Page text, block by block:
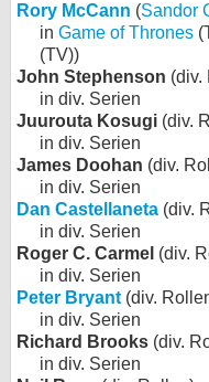
Rory McCann (Sandor
in Game of Thrones
(TV))
John Stephenson (div.
in div. Serien
Juurouta Kosugi (div.
in div. Serien
James Doohan (div.
in div. Serien
Dan Castellaneta (div.
in div. Serien
Roger C. Carmel (div.
in div. Serien
Peter Bryant (div.
in div. Serien
Richard Brooks (div.
in div. Serien